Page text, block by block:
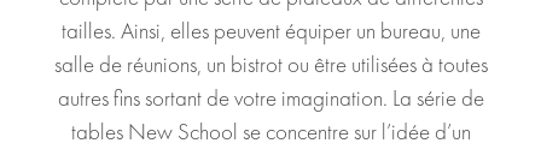
tailles. Ainsi, elles peuvent équiper un bureau, une
salle de réunions, un bistrot ou être utilisées à toutes
autres fins sortant de votre imagination. La série de
tables New School se concentre sur l’idée d’un